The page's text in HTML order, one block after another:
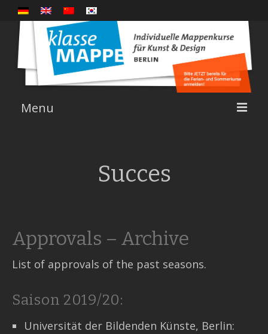
Menu
Succes
Links
Succes
Approvals – Archive
List of approvals of the past seasons.
Saison 2019/20:
Universität der Bildenden Künste, Berlin: